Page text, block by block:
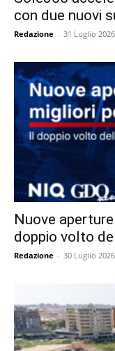
con due nuovi
Redazione - 31 Luglio 2026
Nuove
doppio volto
Redazione - 30 Luglio 2026